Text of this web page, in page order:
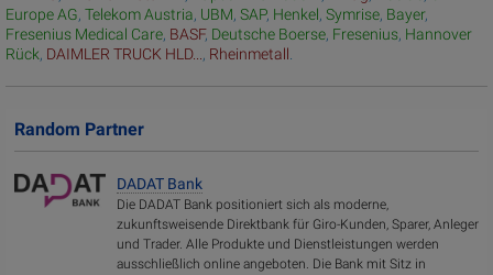
Europe AG, Telekom Austria, UBM, SAP, Henkel, Symrise, Bayer,
Fresenius Medical Care, BASF, Deutsche Boerse, Fresenius, Hannover
Rück, DAIMLER TRUCK HLD... , Rheinmetall
Random Partner
DADAT Bank
Die DADAT Bank positioniert sich als moderne,
zukunftsweisende Direktbank für Giro-Kunden, Sparer, Anleger
und Trader. Alle Produkte und Dienstleistungen werden
ausschließlich online angeboten. Die Bank mit Sitz in